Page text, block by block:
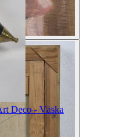
Deco - Väska